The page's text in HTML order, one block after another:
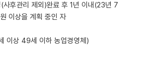
후관리 제외)완료 후 1년 이내(23년 7
이상을 계획 중인 자
이상 49세 이하 농업경영체)